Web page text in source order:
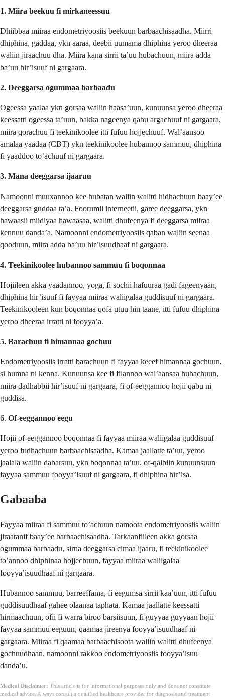
1. Miira beekuu fi mirkaneessuu
Dhiibbaa miiraa endometriyoosiis beekuun barbaachisaadha. Miirri
dhiphina, gaddaa, ykn aaraa, deebii uumama dhiphina yeroo dheeraa
waliin jiraachuu dha. Miira kana sirrii ta’uu hubachuun, miira adda
ba’uu hir’isuuf ni gargaara.
2. Deeggarsa ogummaa barbaadu
Ogeessa yaalaa ykn gorsaa waliin haasa’uun, kunuunsa yeroo dheeraa
keessatti ogeessa ta’uun, bakka nageenya qabu argachuuf ni gargaara,
miira qorachuu fi teekinikoolee itti fufuu hojjechuuf. Wal’aansoo
amalaa yaadaa (CBT) ykn teekinikoolee hubannoo sammuu, dhiphina
fi yaaddoo to’achuuf ni gargaara.
3. Mana deeggarsa ijaaruu
Namoonni muuxannoo kee hubatan waliin walitti hidhachuun baay’ee
deeggarsa guddaa ta’a. Foorumii interneetii, garee deeggarsa, ykn
hawaasii miidiyaa hawaasaa, walitti dhufeenya fi deeggarsa miiraa
kennuu danda’a. Namoonni endometriyoosiis qaban waliin seenaa
qooduun, miira adda ba’uu hir’isuudhaaf ni gargaara.
4. Teekinikoolee hubannoo sammuu fi boqonnaa
Hojiileen akka yaadannoo, yoga, fi sochii hafuuraa gadi fageenyaan,
dhiphina hir’isuuf fi fayyaa miiraa waliigalaa guddisuuf ni gargaara.
Teekinikooleen kun boqonnaa qofa utuu hin taane, itti fufuu dhiphina
yeroo dheeraa irratti ni fooyya’a.
5. Barachuu fi himannaa gochuu
Endometriyoosiis irratti barachuun fi fayyaa keeef himannaa gochuun,
si humna ni kenna. Kunuunsa kee fi filannoo wal’aansaa hubachuun,
miira dadhabbii hir’isuuf ni gargaara, fi of-eeggannoo hojii qabu ni
guddisa.
6. Of-eeggannoo eegu
Hojii of-eeggannoo boqonnaa fi fayyaa miiraa waliigalaa guddisuuf
yeroo fudhachuun barbaachisaadha. Kamaa jaallatte ta’uu, yeroo
jaalala waliin dabarsuu, ykn boqonnaa ta’uu, of-qalbiin kunuunsuun
fayyaa sammuu fooyya’isuuf ni gargaara, fi dhiphina hir’isa.
Gabaaba
Fayyaa miiraa fi sammuu to’achuun namoota endometriyoosiis waliin
jiraatanif baay’ee barbaachisaadha. Tarkaanfiileen akka gorsaa
ogummaa barbaadu, sirna deeggarsa cimaa ijaaru, fi teekinikoolee
to’annoo dhiphinaa hojjechuun, fayyaa miiraa waliigalaa
fooyya’isuudhaaf ni gargaara.
Hubannoo sammuu, barreeffama, fi eegumsa sirrii kaa’uun, itti fufuu
guddisuudhaaf gahee olaanaa taphata. Kamaa jaallatte keessatti
hirmaachuun, ofii fi warra biroo barsiisuun, fi guyyaa guyyaan hojii
fayyaa sammuu eeguun, qaamaa jireenya fooyya’isuudhaaf ni
gargaara. Miiraa fi qaamaa barbaachisoota waliin walitti dhufeenya
gochuudhaan, namoonni rakkoo endometriyoosiis fooyya’isuu
danda’u.
Medical Disclaimer: This article is for informational purposes only and does not constitute
medical advice. Always consult a qualified healthcare provider for diagnosis and treatment